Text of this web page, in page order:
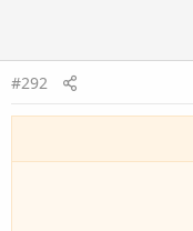
#292